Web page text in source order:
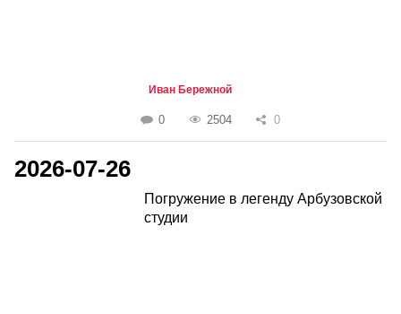
Иван Бережной
0 2504 0
2026-07-26
Погружение в легенду Арбузовской
студии